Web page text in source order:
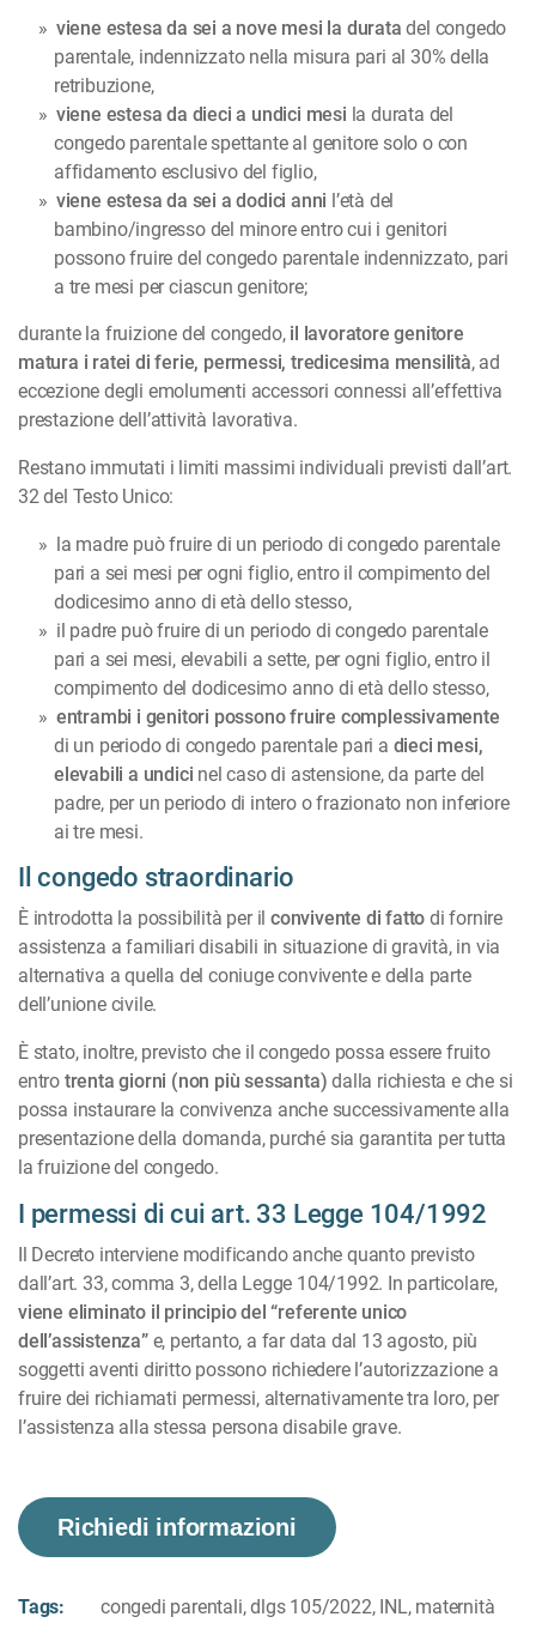
viene estesa da sei a nove mesi la durata del congedo
parentale, indennizzato nella misura pari al 30% della
retribuzione,
viene estesa da dieci a undici mesi la durata del
congedo parentale spettante al genitore solo o con
affidamento esclusivo del figlio,
viene estesa da sei a dodici anni l’età del
bambino/ingresso del minore entro cui i genitori
possono fruire del congedo parentale indennizzato, pari
a tre mesi per ciascun genitore;
durante la fruizione del congedo, il lavoratore genitore
matura i ratei di ferie, permessi, tredicesima mensilità, ad
eccezione degli emolumenti accessori connessi all’effettiva
prestazione dell’attività lavorativa.
Restano immutati i limiti massimi individuali previsti dall’art.
32 del Testo Unico:
la madre può fruire di un periodo di congedo parentale
pari a sei mesi per ogni figlio, entro il compimento del
dodicesimo anno di età dello stesso,
il padre può fruire di un periodo di congedo parentale
pari a sei mesi, elevabili a sette, per ogni figlio, entro il
compimento del dodicesimo anno di età dello stesso,
entrambi i genitori possono fruire complessivamente
di un periodo di congedo parentale pari a dieci mesi,
elevabili a undici nel caso di astensione, da parte del
padre, per un periodo di intero o frazionato non inferiore
ai tre mesi.
Il congedo straordinario
È introdotta la possibilità per il convivente di fatto di fornire
assistenza a familiari disabili in situazione di gravità, in via
alternativa a quella del coniuge convivente e della parte
dell’unione civile.
È stato, inoltre, previsto che il congedo possa essere fruito
entro trenta giorni (non più sessanta)dalla richiesta e che si
possa instaurare la convivenza anche successivamente alla
presentazione della domanda, purché sia garantita per tutta
la fruizione del congedo.
I permessi di cui art. 33 Legge 104/1992
Il Decreto interviene modificando anche quanto previsto
dall’art. 33, comma 3, della Legge 104/1992. In particolare,
viene eliminato il principio del “referente unico
dell’assistenza”e, pertanto, a far data dal 13 agosto, più
soggetti aventi diritto possono richiedere l’autorizzazione a
fruire dei richiamati permessi, alternativamente tra loro, per
l’assistenza alla stessa persona disabile grave.
Richiedi informazioni
Tags: congedi parentali,dlgs 105/2022, INL, maternità